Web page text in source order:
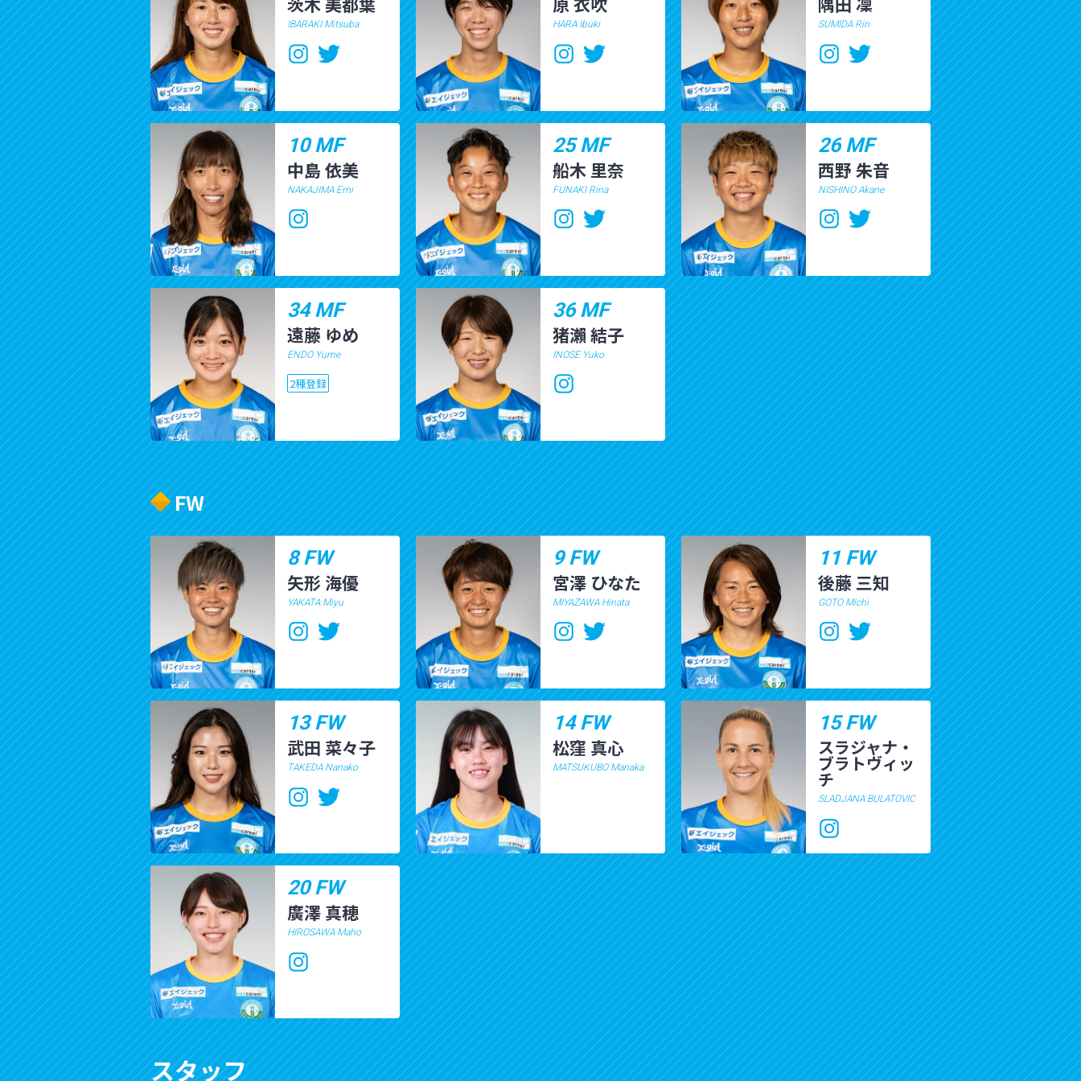
IBARAKI Mitsuba HARA Ibuki SUMIDA Rin
10 MF
中島 依美
NAKAJIMA Emi
25 MF
船木 里奈
FUNAKI Rina
26 MF
西野 朱音
NISHINO Akane
34 MF
遠藤 ゆめ
ENDO Yume
2種登録
36 MF
猪瀨 結子
INOSE Yuko
FW
8 FW
矢形 海優
YAKATA Miyu
9 FW
宮澤 ひなた
MIYAZAWA Hinata
11 FW
後藤 三知
GOTO Michi
13 FW
武田 菜々子
TAKEDA Nanako
14 FW
松窪 真心
MATSUKUBO Manaka
15 FW
スラジャナ・
ブラトヴィッ
チ
SLADJANA BULATOVIC
20 FW
廣澤 真穂
HIROSAWA Maho
スタッフ